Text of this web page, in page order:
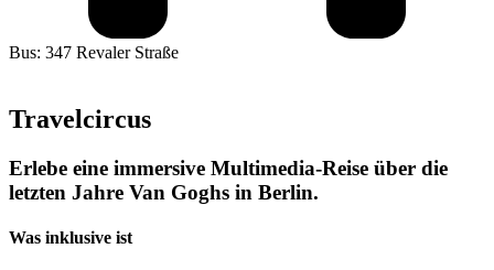
Bus: 347 Revaler Straße
Travelcircus
Erlebe eine immersive Multimedia-Reise über die
letzten Jahre Van Goghs in Berlin.
Was inklusive ist